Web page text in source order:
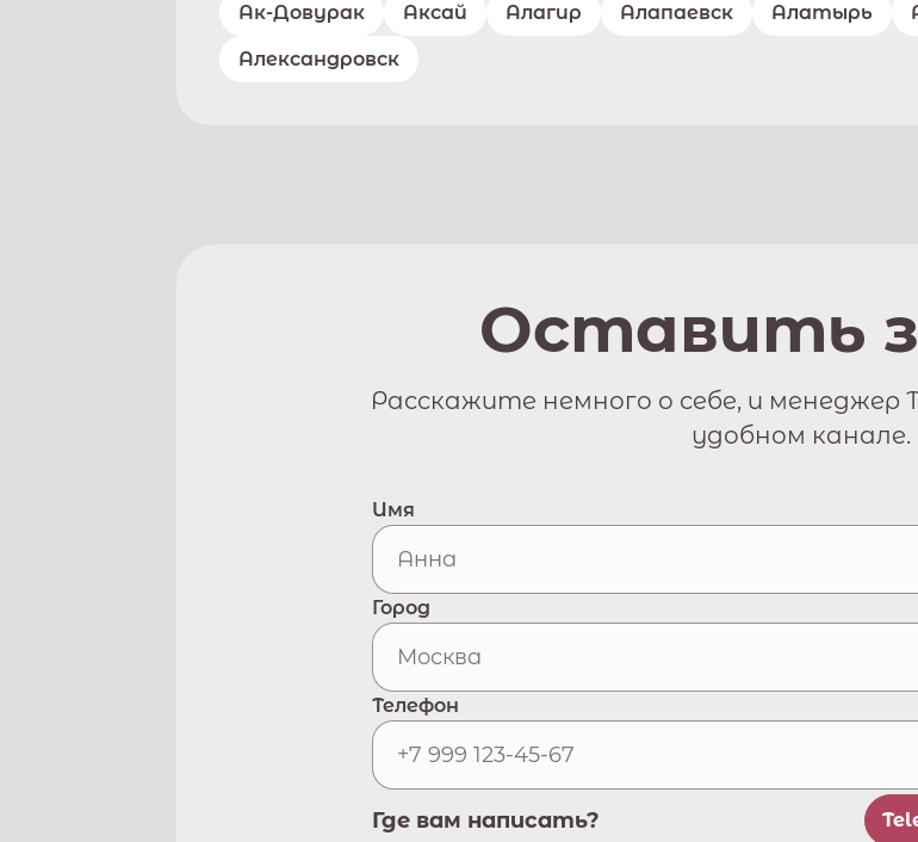
Ак-Довурак Аксай Алагир Алапаевск Алатырь
Александровск
Оставить
Расскажите немного о себе, и менеджер
удобном канале.
Имя
Город
Телефон
Где вам написать?